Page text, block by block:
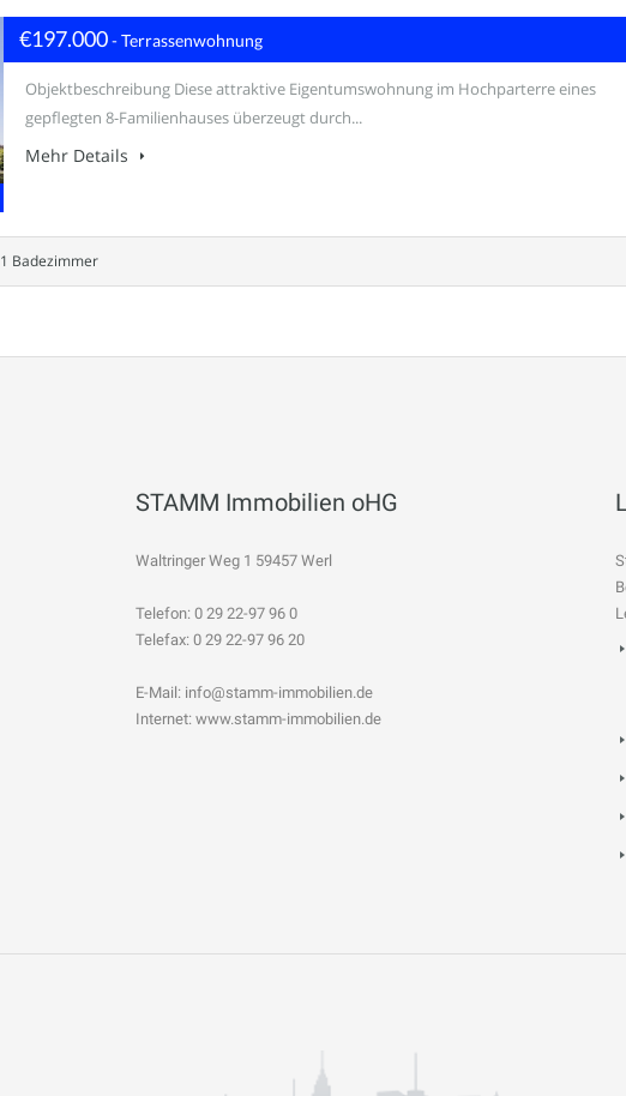
€197.000- Terrassenwohnung
Objektbeschreibung Diese attraktive Eigentumswohnung im Hochparterre eines
gepflegten 8-Familienhauses überzeugt durch...
Mehr Details
1 Badezimmer
STAMM Immobilien oHG
Waltringer Weg 1 59457 Werl
Telefon: 0 29 22-97 96 0
Telefax: 0 29 22-97 96 20
E-Mail: info@stamm-immobilien.de
Internet: www.stamm-immobilien.de